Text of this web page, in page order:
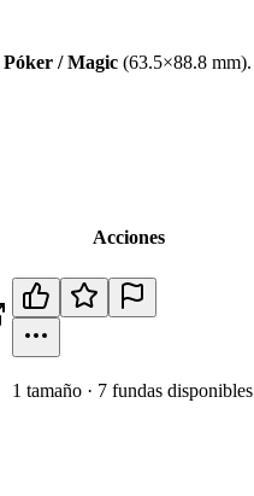
Póker / Magic (63.5×88.8 mm).
Acciones
1 tamaño · 7 fundas disponibles